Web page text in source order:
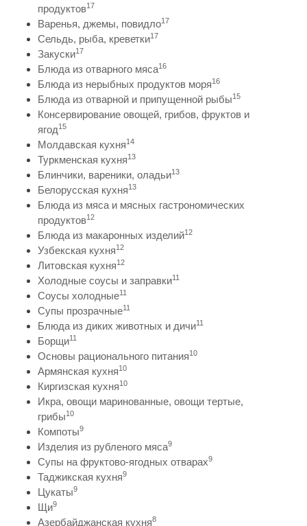
продуктов17
Варенья, джемы, повидло17
Сельдь, рыба, креветки17
Закуски17
Блюда из отварного мяса16
Блюда из нерыбных продуктов моря16
Блюда из отварной и припущенной рыбы15
Консервирование овощей, грибов, фруктов и
ягод15
Молдавская кухня14
Туркменская кухня13
Блинчики, вареники, оладьи13
Белорусская кухня13
Блюда из мяса и мясных гастрономических
продуктов12
Блюда из макаронных изделий12
Узбекская кухня12
Литовская кухня12
Холодные соусы и заправки11
Соусы холодные11
Супы прозрачные11
Блюда из диких животных и дичи11
Борщи11
Основы рационального питания10
Армянская кухня10
Киргизская кухня10
Икра, овощи маринованные, овощи тертые,
грибы10
Компоты9
Изделия из рубленого мяса9
Супы на фруктово-ягодных отварах9
Таджикская кухня9
Цукаты9
Щи9
Азербайджанская кухня8